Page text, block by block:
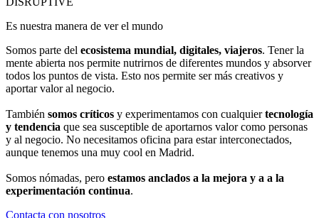
Es nuestra manera de ver el mundo
Somos parte del ecosistema mundial, digitales, viajeros. Tener la
mente abierta nos permite nutrirnos de diferentes mundos y absorver
todos los puntos de vista. Esto nos permite ser más creativos y
aportar valor al negocio.
También somos críticos y experimentamos con cualquiertecnología
y tendencia que sea susceptible de aportarnos valor como personas
y al negocio. No necesitamos oficina para estar interconectados,
aunque tenemos una muy cool en Madrid.
Somos nómadas, pero estamos anclados a la mejora y a a la
experimentación continua.
Contacta con nosotros